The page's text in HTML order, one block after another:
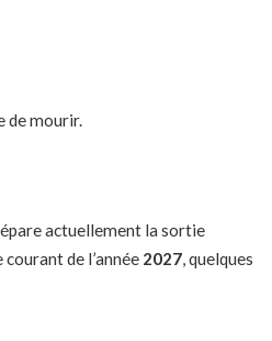
de mourir.
actuellement la sortie
de l’année 2027, quelques